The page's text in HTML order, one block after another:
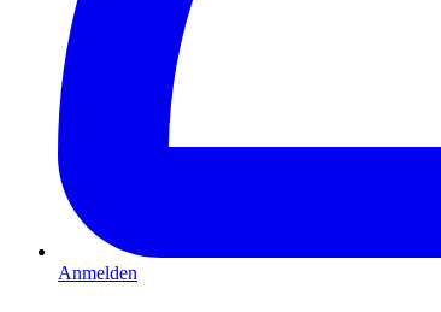
Anmelden